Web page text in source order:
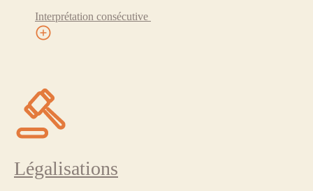
Interprétation consécutive
Légalisations